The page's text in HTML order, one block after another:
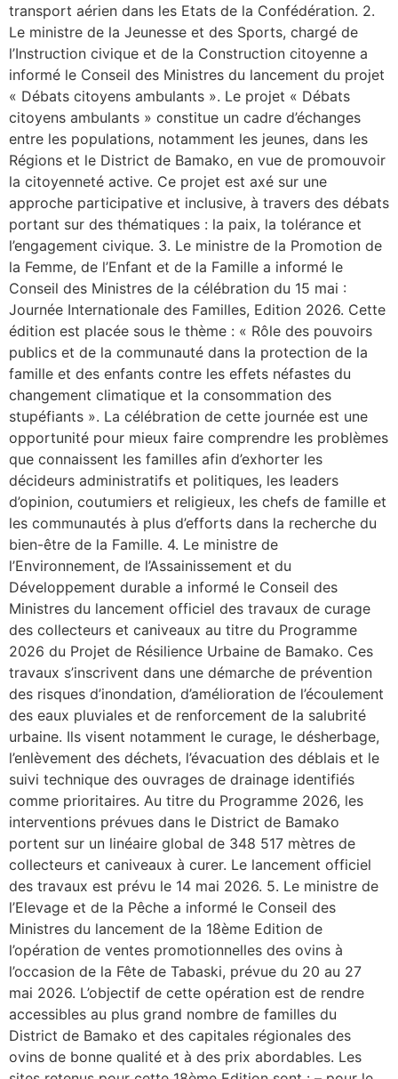
transport aérien dans les Etats de la Confédération. 2.
Le ministre de la Jeunesse et des Sports, chargé de
l’Instruction civique et de la Construction citoyenne a
informé le Conseil des Ministres du lancement du projet
« Débats citoyens ambulants ». Le projet « Débats
citoyens ambulants » constitue un cadre d’échanges
entre les populations, notamment les jeunes, dans les
Régions et le District de Bamako, en vue de promouvoir
la citoyenneté active. Ce projet est axé sur une
approche participative et inclusive, à travers des débats
portant sur des thématiques : la paix, la tolérance et
l’engagement civique. 3. Le ministre de la Promotion de
la Femme, de l’Enfant et de la Famille a informé le
Conseil des Ministres de la célébration du 15 mai :
Journée Internationale des Familles, Edition 2026. Cette
édition est placée sous le thème : « Rôle des pouvoirs
publics et de la communauté dans la protection de la
famille et des enfants contre les effets néfastes du
changement climatique et la consommation des
stupéfiants ». La célébration de cette journée est une
opportunité pour mieux faire comprendre les problèmes
que connaissent les familles afin d’exhorter les
décideurs administratifs et politiques, les leaders
d’opinion, coutumiers et religieux, les chefs de famille et
les communautés à plus d’efforts dans la recherche du
bien-être de la Famille. 4. Le ministre de
l’Environnement, de l’Assainissement et du
Développement durable a informé le Conseil des
Ministres du lancement officiel des travaux de curage
des collecteurs et caniveaux au titre du Programme
2026 du Projet de Résilience Urbaine de Bamako. Ces
travaux s’inscrivent dans une démarche de prévention
des risques d’inondation, d’amélioration de l’écoulement
des eaux pluviales et de renforcement de la salubrité
urbaine. Ils visent notamment le curage, le désherbage,
l’enlèvement des déchets, l’évacuation des déblais et le
suivi technique des ouvrages de drainage identifiés
comme prioritaires. Au titre du Programme 2026, les
interventions prévues dans le District de Bamako
portent sur un linéaire global de 348 517 mètres de
collecteurs et caniveaux à curer. Le lancement officiel
des travaux est prévu le 14 mai 2026. 5. Le ministre de
l’Elevage et de la Pêche a informé le Conseil des
Ministres du lancement de la 18ème Edition de
l’opération de ventes promotionnelles des ovins à
l’occasion de la Fête de Tabaski, prévue du 20 au 27
mai 2026. L’objectif de cette opération est de rendre
accessibles au plus grand nombre de familles du
District de Bamako et des capitales régionales des
ovins de bonne qualité et à des prix abordables. Les